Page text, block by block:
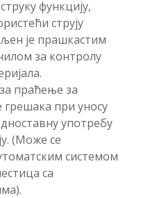
функцију,
струју
је прашкастим
за контролу
праћење за
при уносу
употребу
(Може се
системом
са